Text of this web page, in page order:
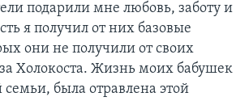
подарили мне любовь, заботу и
я получил от них базовые
они не получили от своих
Холокоста. Жизнь моих бабушек
была отравлена этой